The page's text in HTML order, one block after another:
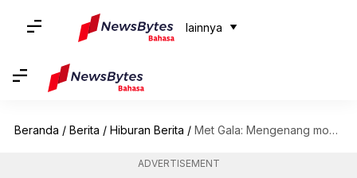
lainnya
Beranda / Berita / Hiburan Berita / Met Gala: Mengenang momen-momen paling canggung dari edisi sebelumnya
ADVERTISEMENT